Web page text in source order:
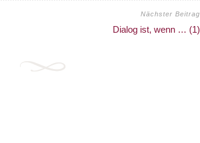
Nächster Beitrag
Dialog ist, wenn … (1)